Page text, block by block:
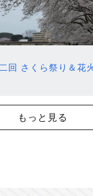
回 さくら祭り＆花
もっと見る